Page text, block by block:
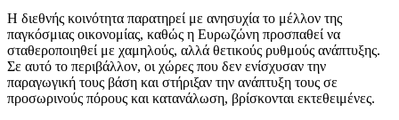
Η διεθνής κοινότητα παρατηρεί με ανησυχία το μέλλον της
παγκόσμιας οικονομίας, καθώς η Ευρωζώνη προσπαθεί να
σταθεροποιηθεί με χαμηλούς, αλλά θετικούς ρυθμούς ανάπτυξης.
Σε αυτό το περιβάλλον, οι χώρες που δεν ενίσχυσαν την
παραγωγική τους βάση και στήριξαν την ανάπτυξη τους σε
προσωρινούς πόρους και κατανάλωση, βρίσκονται εκτεθειμένες.